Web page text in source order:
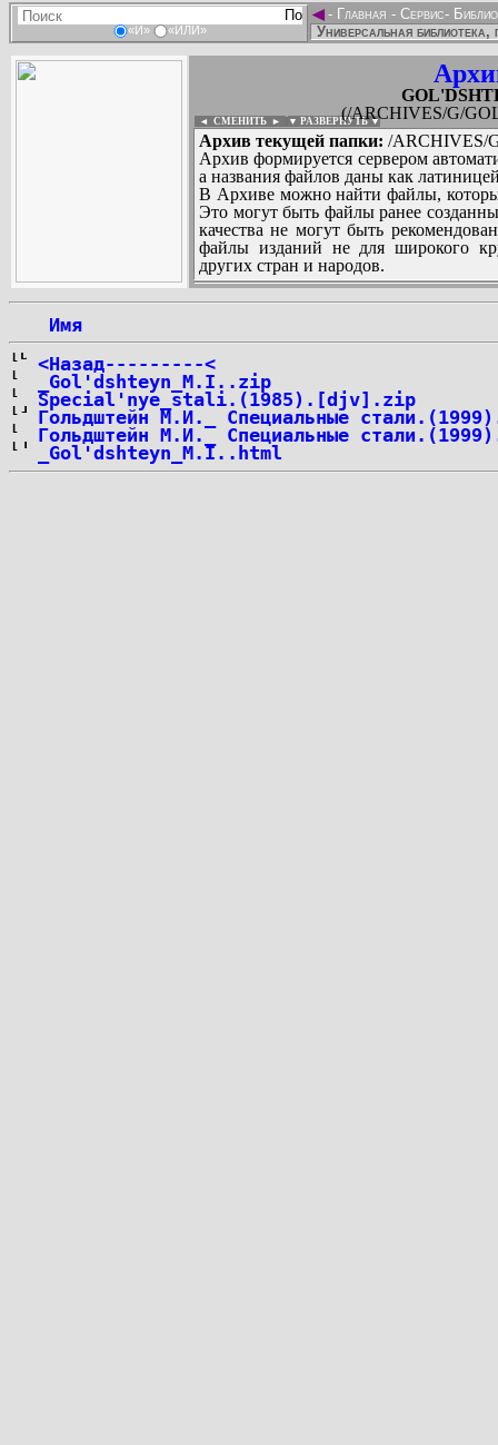
«И» «ИЛИ»
◄- Главная - Сервис-
Универсальная библиотека,
(/ARCHIVES/G/
◄ СМЕНИТЬ ► ▼ РАЗВЕРНУТЬ ▼
Архив текущей папки: /ARCHIVES/
Архив формируется сервером
а названия файлов даны как
В Архиве можно найти файлы,
Это могут быть файлы ранее
качества не могут быть
файлы изданий не для широкого
других стран и народов.
Имя
<Назад---------<
_Gol'dshteyn_M.I..zip
Special'nye_stali.(1985).[djv].zip
Гольдштейн М.И._ Специальные
Гольдштейн М.И._ Специальные
_Gol'dshteyn_M.I..html